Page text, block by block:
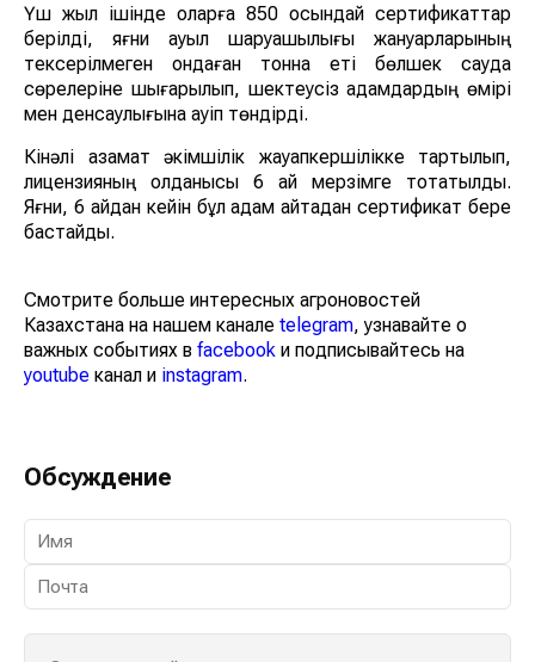
Үш жыл ішінде оларға 850 осындай сертификаттар
берілді, яғни ауыл шаруашылығы жануарларының
тексерілмеген ондаған тонна еті бөлшек сауда
сөрелеріне шығарылып, шектеусіз адамдардың өмірі
мен денсаулығына қауіп төндірді.
Кінәлі азамат әкімшілік жауапкершілікке тартылып,
лицензияның қолданысы 6 ай мерзімге тоқтатылды.
Яғни, 6 айдан кейін бұл адам қайтадан сертификат бере
бастайды.
Смотрите больше интересных агроновостей
Казахстана на нашем канале telegram, узнавайте о
важных событиях в facebook и подписывайтесь на
youtube канал и instagram.
Обсуждение